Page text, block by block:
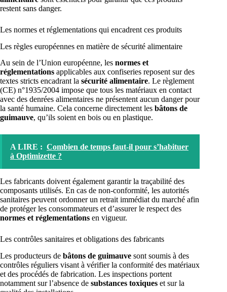
restent sans danger.
Les normes et réglementations qui encadrent ces produits
Les règles européennes en matière de sécurité alimentaire
Au sein de l’Union européenne, les normes et
réglementations applicables aux confiseries reposent sur des
textes stricts encadrant la sécurité alimentaire. Le règlement
(CE) n°1935/2004 impose que tous les matériaux en contact
avec des denrées alimentaires ne présentent aucun danger pour
la santé humaine. Cela concerne directement les bâtons de
guimauve, qu’ils soient en bois ou en plastique.
A LIRE : Combien de temps faut-il pour s’habituer
à Optimizette ?
Les fabricants doivent également garantir la traçabilité des
composants utilisés. En cas de non-conformité, les autorités
sanitaires peuvent ordonner un retrait immédiat du marché afin
de protéger les consommateurs et d’assurer le respect des
normes et réglementations en vigueur.
Les contrôles sanitaires et obligations des fabricants
Les producteurs de bâtons de guimauve sont soumis à des
contrôles réguliers visant à vérifier la conformité des matériaux
et des procédés de fabrication. Les inspections portent
notamment sur l’absence de substances toxiques et sur la